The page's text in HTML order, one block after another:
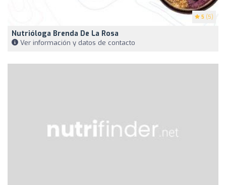
5 (5)
Nutrióloga Brenda De La Rosa
Ver información y datos de contacto